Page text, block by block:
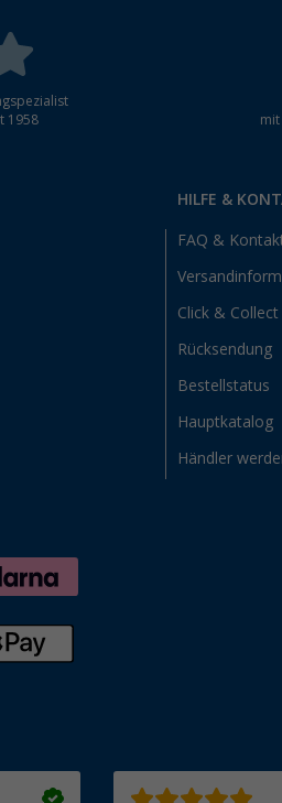
1958
mit
HILFE &
FAQ &
Click & Collect
Rücksendung
Bestellstatus
Hauptkatalog
Händler